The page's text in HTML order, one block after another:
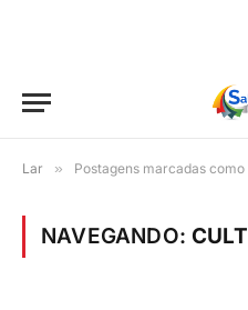
Lar » Postagens marcadas
NAVEGANDO: